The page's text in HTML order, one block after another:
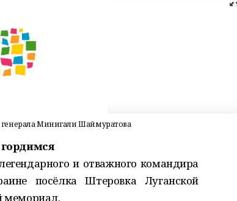
Минигали Шаймуратова
и отважного командира
посёлка Штеровка Луганской
мемориал.